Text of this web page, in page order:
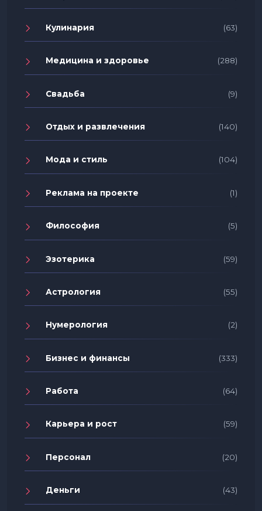
Кулинария (63)
Медицина и здоровье (288)
Свадьба (9)
Отдых и развлечения (140)
Мода и стиль (104)
Реклама на проекте (1)
Философия (5)
Эзотерика (59)
Астрология (55)
Нумерология (2)
Бизнес и финансы (333)
Работа (64)
Карьера и рост (59)
Персонал (20)
Деньги (43)